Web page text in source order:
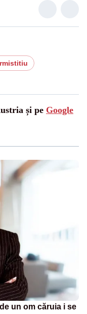
și pe Google
un om căruia i se